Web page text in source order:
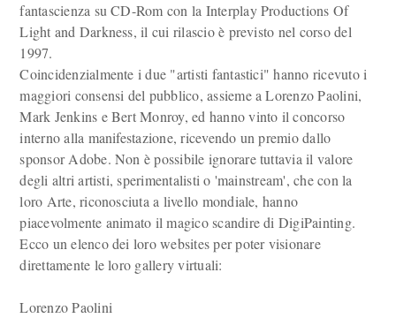
fantascienza su CD-Rom con la Interplay Productions Of
Light and Darkness, il cui rilascio è previsto nel corso del
1997.
Coincidenzialmente i due "artisti fantastici" hanno ricevuto i
maggiori consensi del pubblico, assieme a Lorenzo Paolini,
Mark Jenkins e Bert Monroy, ed hanno vinto il concorso
interno alla manifestazione, ricevendo un premio dallo
sponsor Adobe. Non è possibile ignorare tuttavia il valore
degli altri artisti, sperimentalisti o 'mainstream', che con la
loro Arte, riconosciuta a livello mondiale, hanno
piacevolmente animato il magico scandire di DigiPainting.
Ecco un elenco dei loro websites per poter visionare
direttamente le loro gallery virtuali:
Lorenzo Paolini